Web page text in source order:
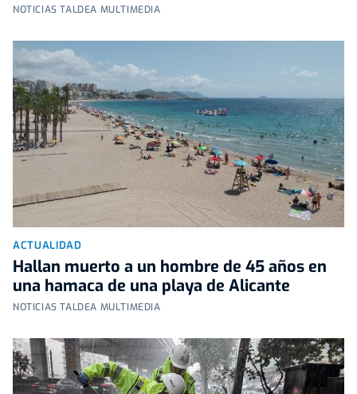
NOTICIAS TALDEA MULTIMEDIA
ACTUALIDAD
Hallan muerto a un hombre de 45 años en
una hamaca de una playa de Alicante
NOTICIAS TALDEA MULTIMEDIA